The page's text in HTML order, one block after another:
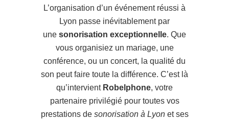
L’organisation d’un événement réussi à
Lyon passe inévitablement par
une sonorisation exceptionnelle. Que
vous organisiez un mariage, une
conférence, ou un concert, la qualité du
son peut faire toute la différence. C’est là
qu’intervient Robelphone, votre
partenaire privilégié pour toutes vos
prestations de sonorisation à Lyonet ses